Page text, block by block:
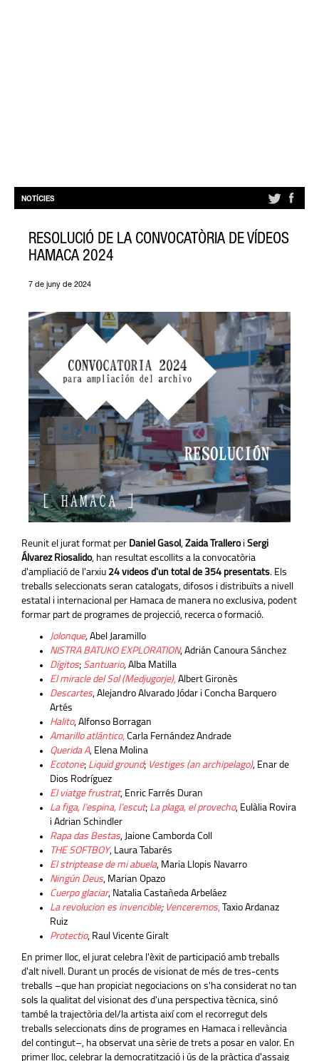
NOTÍCIES
RESOLUCIÓ DE LA CONVOCATÒRIA DE VÍDEOS
HAMACA 2024
7 de juny de 2024
Reunit el jurat format per Daniel Gasol, Zaida Tralleroi Sergi
Álvarez Riosalido, han resultat escollits a la convocatòria
d'ampliació de l'arxiu 24 vídeos d'un total de 354 presentats. Els
treballs seleccionats seran catalogats, difosos i distribuïts a nivell
estatal i internacional per Hamaca de manera no exclusiva, podent
formar part de programes de projecció, recerca o formació.
Jolonque, Abel Jaramillo
NISTRA BATUKO EXPLORATION, Adrián Canoura Sánchez
Dígitos; Santuario, Alba Matilla
El miracle del Sol (Medjugorje), Albert Gironès
Descartes, Alejandro Alvarado Jódar i Concha Barquero
Artés
Halito, Alfonso Borragan
Amarillo atlántico, Carla Fernández Andrade
Querida A, Elena Molina
Ecotone; Liquid ground; Vestiges (an archipelago), Enar de
Dios Rodríguez
El viatge frustrat, Enric Farrés Duran
La figa, l’espina, l’escut; La plaga, el provecho, Eulàlia Rovira
i Adrian Schindler
Rapa das Bestas, Jaione Camborda Coll
THE SOFTBOY, Laura Tabarés
El striptease de mi abuela, Maria Llopis Navarro
Ningún Deus, Marian Opazo
Cuerpo glaciar, Natalia Castañeda Arbeláez
La revolucion es invencible; Venceremos, Taxio Ardanaz
Ruiz
Protectio, Raul Vicente Giralt
En primer lloc, el jurat celebra l'èxit de participació amb treballs
d'alt nivell. Durant un procés de visionat de més de tres-cents
treballs –que han propiciat negociacions on s'ha considerat no tan
sols la qualitat del visionat des d'una perspectiva tècnica, sinó
també la trajectòria del/la artista així com el recorregut dels
treballs seleccionats dins de programes en Hamaca i rellevància
del contingut–, ha observat una sèrie de trets a posar en valor. En
primer lloc, celebrar la democratització i ús de la pràctica d'assaig